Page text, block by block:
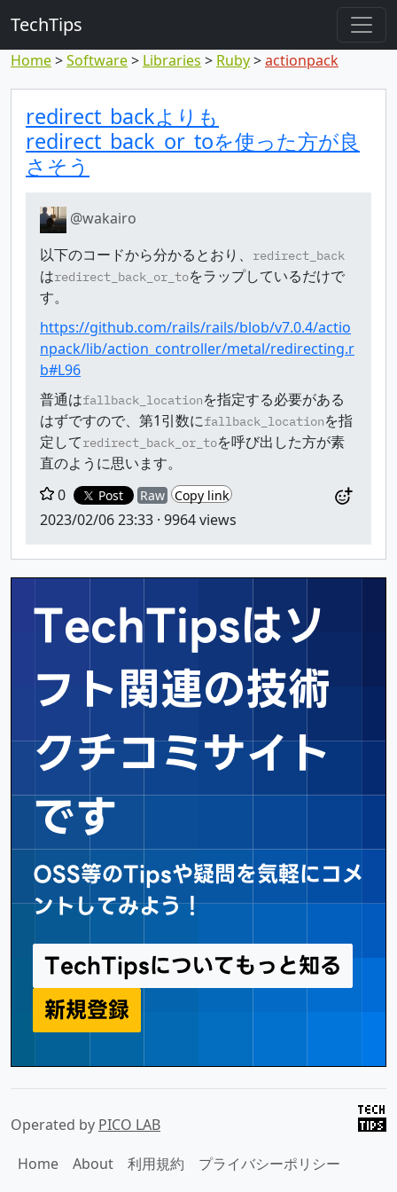
TechTips
Home Software Libraries Ruby actionpack
対象のコメント
トピックと対象コメント
redirect_backよりも
redirect_back_or_toを使った方が良
さそう
@wakairo
以下のコードから分かるとおり、
redirect_back
はredirect_back_or_toをラップしているだけで
す。
https://github.com/rails/rails/blob/v7.0.4/actio
npack/lib/action_controller/metal/redirecting.r
b#L96
普通はfallback_locationを指定する必要がある
はずですので、第1引数にfallback_locationを指
定してredirect_back_or_toを呼び出した方が素
直のように思います。
0
Post Raw Copy link
2023/02/06 23:33 · 9964 views
TechTipsはソ
フト関連の技術
クチコミサイト
です
OSS等のTipsや疑問を気軽にコメ
ントしてみよう！
TechTipsについてもっと知る
新規登録
Operated by PICO LAB
Home
About 利用規約 プライバシーポリシー